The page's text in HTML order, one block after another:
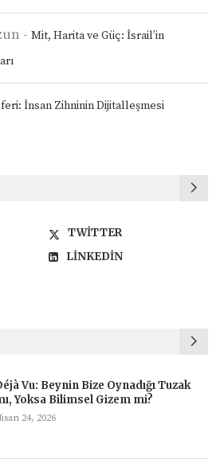
- Mit, Harita ve Güç: İsrail’in
İnsan Zihninin Dijitalleşmesi
TWITTER
LINKEDIN
Vu: Beynin Bize Oynadığı Tuzak
Yoksa Bilimsel Gizem mi?
24, 2026